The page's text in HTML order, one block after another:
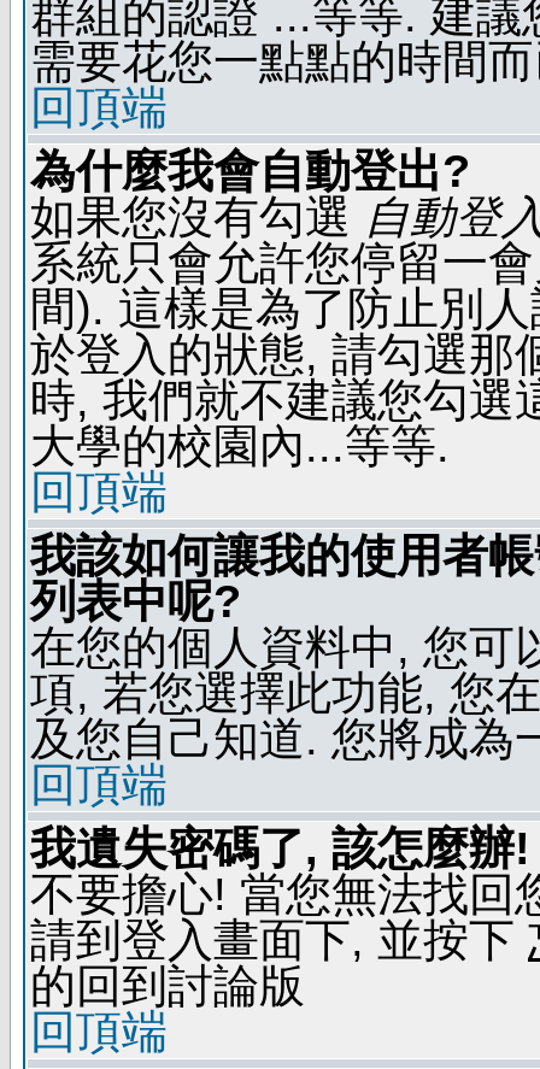
群組的認證 ...等等. 建
需要花您一點點的時間
回頂端
為什麼我會自動登出?
如果您沒有勾選 自動登
系統只會允許您停留一
間). 這樣是為了防止別
於登入的狀態, 請勾選那
時, 我們就不建議您勾選
大學的校園內...等等.
回頂端
我該如何讓我的使用者
列表中呢?
在您的個人資料中, 您可
項, 若您選擇此功能, 您
及您自己知道. 您將成為
回頂端
我遺失密碼了, 該怎麼辦!
不要擔心! 當您無法找回
請到登入畫面下, 並按下
的回到討論版
回頂端